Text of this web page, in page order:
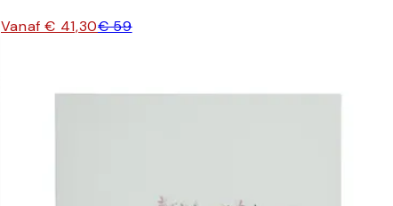
Vanaf € 41,30€ 59